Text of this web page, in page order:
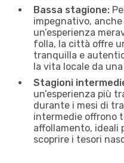
Bassa stagione:
impegnativo,
un’esperienza
folla, la città offre
tranquilla e
la vita locale da
Stagioni
un’esperienza più
durante i mesi di
intermedie offrono
affollamento, ideali
scoprire i tesori